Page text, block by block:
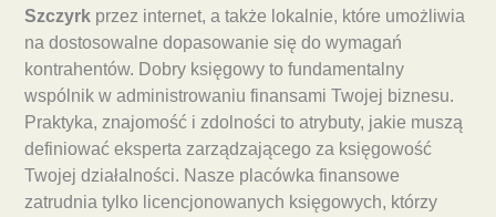
Szczyrk przez internet, a także lokalnie, które umożliwia
na dostosowalne dopasowanie się do wymagań
kontrahentów. Dobry księgowy to fundamentalny
wspólnik w administrowaniu finansami Twojej biznesu.
Praktyka, znajomość i zdolności to atrybuty, jakie muszą
definiować eksperta zarządzającego za księgowość
Twojej działalności. Nasze placówka finansowe
zatrudnia tylko licencjonowanych księgowych, którzy